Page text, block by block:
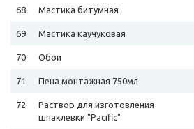
68 Мастика битумная
69 Мастика каучуковая
70 Обои
71 Пена монтажная 750мл
72
Раствор для изготовления
шпаклевки "Pacific"